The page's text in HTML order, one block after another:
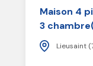
Maison 4
3
Lieusaint